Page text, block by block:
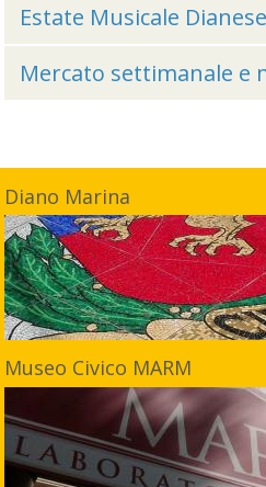
Estate Musicale Dianese
Mercato settimanale e
Diano Marina
Museo Civico MARM